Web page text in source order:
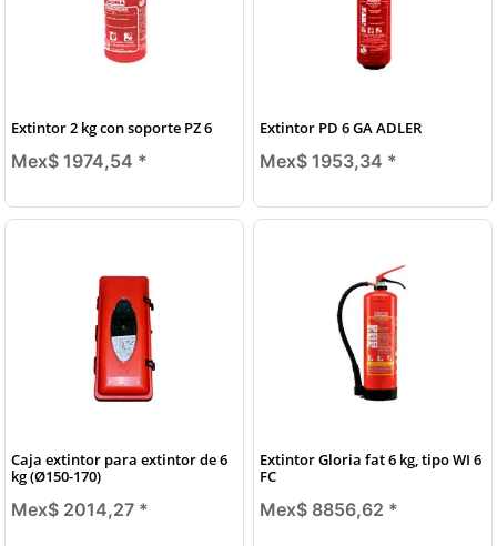
Extintor 2 kg con soporte PZ 6
Mex$ 1974,54 *
Extintor PD 6 GA ADLER
Mex$ 1953,34 *
Caja extintor para extintor de 6
kg (Ø150-170)
Mex$ 2014,27 *
Extintor Gloria fat 6 kg, tipo WI 6
FC
Mex$ 8856,62 *